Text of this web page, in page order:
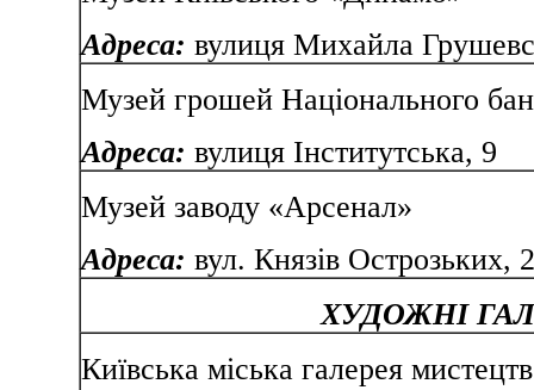
Адреса: вулиця Михайла
Музей грошей Національного
Адреса: вулиця Інститутська, 9
Музей заводу «Арсенал»
Адреса: вул. Князів Острозьких, 2
ХУДОЖНІ
Київська міська галерея